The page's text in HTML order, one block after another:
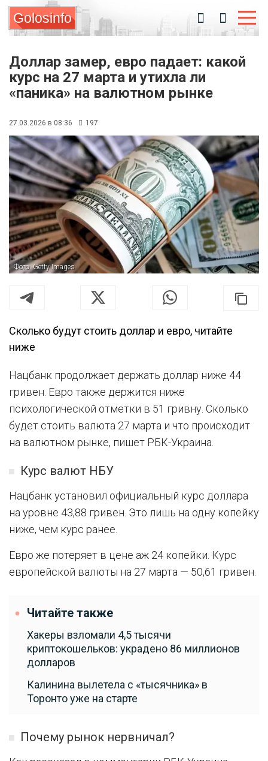
Golosinfo
Доллар замер, евро падает: какой
курс на 27 марта и утихла ли
«паника» на валютном рынке
27.03.2026 в 08:36 197
Фото: Getty Images
Сколько будут стоить доллар и евро, читайте
ниже
Нацбанк продолжает держать доллар ниже 44
гривен. Евро также держится ниже
психологической отметки в 51 гривну. Сколько
будет стоить валюта 27 марта и что происходит
на валютном рынке, пишет РБК-Украина.
Курс валют НБУ
Нацбанк установил официальный курс доллара
на уровне 43,88 гривен. Это лишь на одну копейку
ниже, чем курс ранее.
Евро же потеряет в цене аж 24 копейки. Курс
европейской валюты на 27 марта — 50,61 гривен.
Читайте также
Хакеры взломали 4,5 тысячи
криптокошельков: украдено 86 миллионов
долларов
Калинина вылетела с «тысячника» в
Торонто уже на старте
Почему рынок нервничал?